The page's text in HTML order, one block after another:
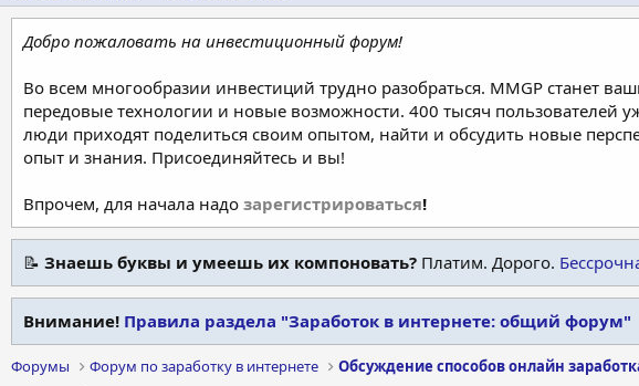
Добро пожаловать на инвестиционный форум!
Во всем многообразии инвестиций трудно разобраться. MMGP станет
передовые технологии и новые возможности. 400 тысяч пользователей
люди приходят поделиться своим опытом, найти и обсудить новые
опыт и знания. Присоединяйтесь и вы!
Впрочем, для начала надо зарегистрироваться!
📝 Знаешь буквы и умеешь их компоновать? Платим. Дорого.
Внимание! Правила раздела "Заработок в интернете: общий форум"
Форумы Форум по заработку в интернете Обсуждение способов онлайн